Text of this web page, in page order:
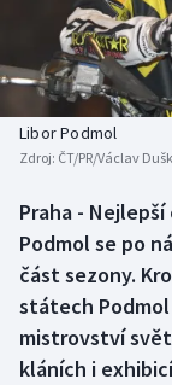
Baseball a
Basketbal
Biatlon
Box
Curling
Dostihy
Soutěže
Historické
Aplikace ČT
Libor Podmol
Zdroj: ČT/PR/Václav
Praha -
Podmol se po
část sezony.
státech
mistrovství
kláních i